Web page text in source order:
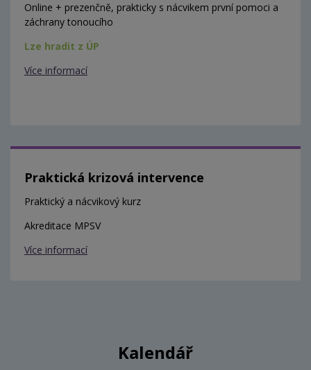
Online + prezenčně, prakticky s nácvikem první pomoci a
záchrany tonoucího
Lze hradit z ÚP
Více informací
Praktická krizová intervence
Praktický a nácvikový kurz
Akreditace MPSV
Více informací
Kalendář